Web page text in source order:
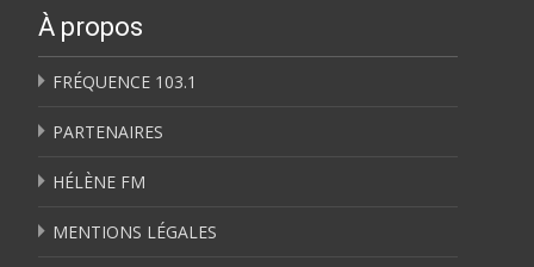
À propos
FRÉQUENCE 103.1
PARTENAIRES
HÉLÈNE FM
MENTIONS LÉGALES